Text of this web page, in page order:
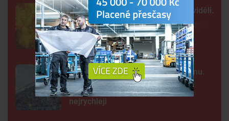
Tak detailně jsme Slunce ještě neviděli.
Nové snímky přinesly průlomový objev
Kraj nabízí za Dynamo 32,55 milionu.
Převod akcií chce dokončit co
nejrychleji